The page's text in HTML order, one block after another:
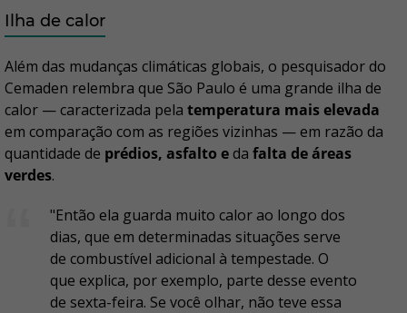
Ilha de calor
Além das mudanças climáticas globais, o pesquisador do
Cemaden relembra que São Paulo é uma grande ilha de
calor — caracterizada pela temperatura mais elevada
em comparação com as regiões vizinhas — em razão da
quantidade de prédios, asfalto eda falta de áreas
verdes.
"Então ela guarda muito calor ao longo dos
dias, que em determinadas situações serve
de combustível adicional à tempestade. O
que explica, por exemplo, parte desse evento
de sexta-feira. Se você olhar, não teve essa